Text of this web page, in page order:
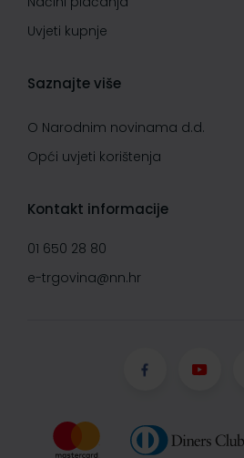
Uvjeti kupnje
Saznajte više
O Narodnim novinama d.d.
Opći uvjeti korištenja
Kontakt informacije
01 650 28 80
e-trgovina@nn.hr